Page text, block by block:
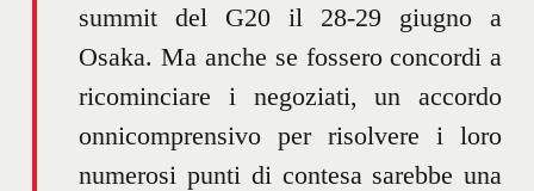
summit del G20 il 28-29 giugno a
Osaka. Ma anche se fossero concordi a
ricominciare i negoziati, un accordo
onnicomprensivo per risolvere i loro
numerosi punti di contesa sarebbe una